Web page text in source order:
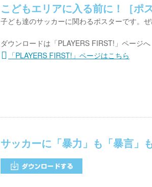
こどもエリアに入る前に！［ポ
子ども達のサッカーに関わるポスターです。ぜ
ダウンロードは「PLAYERS FIRST!」ページへ
「PLAYERS FIRST!」ページはこちら
サッカーに「暴力」も「暴言」